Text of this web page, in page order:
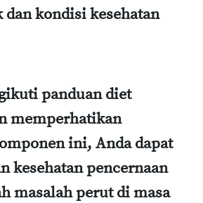
kondisi kesehatan
panduan diet
memperhatikan
ini, Anda dapat
kesehatan pencernaan
masalah perut di masa